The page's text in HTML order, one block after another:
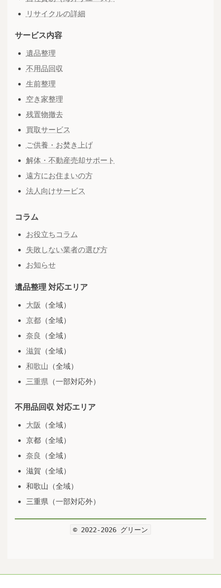
リサイクルの詳細
サービス内容
遺品整理
不用品回収
生前整理
空き家整理
残置物撤去
買取サービス
ご供養・お焚き上げ
解体・不動産売却サポート
遠方にお住まいの方
法人向けサービス
コラム
お役立ちコラム
失敗しない業者の選び方
お知らせ
遺品整理 対応エリア
大阪 （全域）
京都（全域）
奈良 （全域）
滋賀 （全域）
和歌山 （全域）
三重県 （一部対応外）
不用品回収 対応エリア
大阪 （全域）
京都（全域）
奈良 （全域）
滋賀（全域）
和歌山（全域）
三重県（一部対応外）
© 2022-2026 グリーン